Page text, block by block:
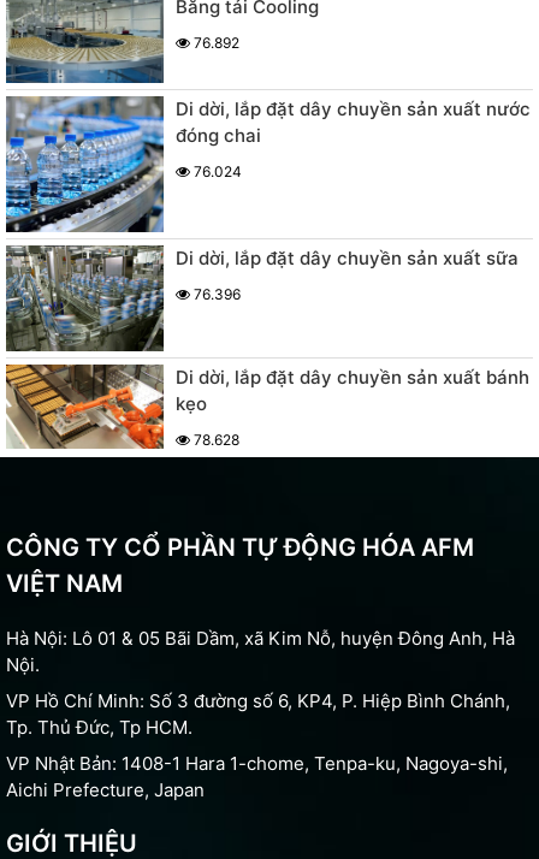
Băng tải Cooling
76.892
Di dời, lắp đặt dây chuyền sản xuất nước
đóng chai
76.024
Di dời, lắp đặt dây chuyền sản xuất sữa
76.396
Di dời, lắp đặt dây chuyền sản xuất bánh
kẹo
78.628
CÔNG TY CỔ PHẦN TỰ ĐỘNG HÓA AFM
VIỆT NAM
Hà Nội: Lô 01 & 05 Bãi Dầm, xã Kim Nỗ, huyện Đông Anh, Hà
Nội.
VP Hồ Chí Minh: Số 3 đường số 6, KP4, P. Hiệp Bình Chánh,
Tp. Thủ Đức, Tp HCM.
VP Nhật Bản: 1408-1 Hara 1-chome, Tenpa-ku, Nagoya-shi,
Aichi Prefecture, Japan
GIỚI THIỆU